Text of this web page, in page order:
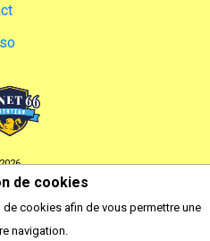
2026
-CGVU
de cookies
cookies afin de vous permettre une
navigation.